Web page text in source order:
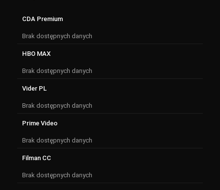
CDA Premium
Brak dostępnych danych
HBO MAX
Brak dostępnych danych
Vider PL
Brak dostępnych danych
Prime Video
Brak dostępnych danych
Filman CC
Brak dostępnych danych